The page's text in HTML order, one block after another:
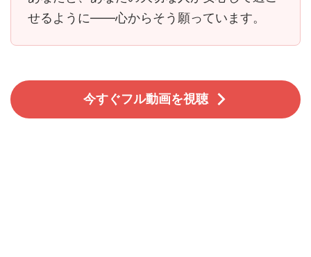
せるように――心からそう願っています。
今すぐフル動画を視聴